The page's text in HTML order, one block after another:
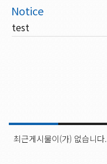
test
최근게시물이(가) 없습니다.